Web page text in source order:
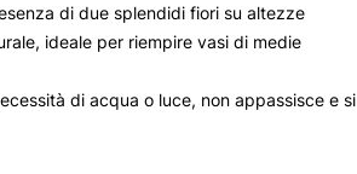
di due splendidi fiori su altezze
ideale per riempire vasi di medie
di acqua o luce, non appassisce e si